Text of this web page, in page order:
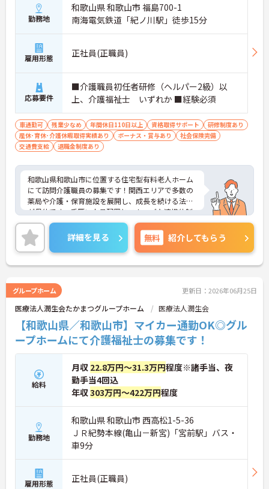
のＯＪＴ研修を実施し、ｅラーニングを用いた学習
の機会も提供されます
・施設内には看護師が24時間常駐しており、急変時
の対応や専門的な医療処置は看護師が担当するため
負担が減ります
・介護スタッフと看護スタッフの比率が1対1で相談
しやすく、初任者研修や実務者研修からでも着実に
専門性を高められます
＜残業月7時間以下で身体の負担を軽減！＞
高く、急なシフト変更や無理な長時間勤務が発生し
にくい人員体制です
・訪問スケジュールに沿って施設内でのケアを行う
ため、月平均の残業時間は5時間から7時間程度とか
・夜勤明けの翌日は原則としてお休みとなるシフト
編成が組まれており、しっかりと休息を取りながら
長期的な就業が可能です
＜評価制度でキャリアアップ＞
・介護福祉士や初任者研修などの資格や実務経験、
夜勤回数がしっかりと給与に反映されるためモチベ
ーションを維持できます
・年次を問わずリーダーや主任などのマネジメント
キャリア形成が可能です
勤務地
和歌山県 和歌山市 福島700-1
南海電気鉄道「紀ノ川駅」徒歩15分
雇用形態 正社員(正職員)
応募要件
■介護職員初任者研修（ヘルパー2級）以
上、介護福祉士 いずれか ■経験必須
車通勤可 残業少なめ 年間休日110日以上 資格取得サポート
研修制度あり
産休･育休･介護休暇取得実績あり
ボーナス・賞与あり
社会保険完備
交通費支給
退職金制度あり
和歌山県和歌山市に位置する住宅型有料老人ホーム
にて訪問介護職員の募集です！関西エリアで多数の
薬局や介護・保育施設を展開し、成長を続ける法人
が母体です。手厚い人員配置とスムーズな連携体制
を整えています。最新設備を完備し、体力的な負担
を軽減する工夫が随所に施されています。月3日の希
望休や夜勤回数の相談が可能なシフト体制に加え、
残業なしでも年収400万円以上が可能という高い待
遇も魅力です。資格取得支援や外部研修などの教育
いう実績から、長期的なキャリア形成に最適な環境
です。
★おすすめPOINT★
【柔軟なシフト調整により無理のない働き方が実現
可能です】
・月9から10日のお休みのうち3日は希望休を取得で
きるため、プライベートの予定に合わせて柔軟に働
けます
・夜勤回数の相談も可能であり、残業が発生しない
勤務体制のため、ご自身のライフスタイルを大切に
【充実の待遇と手厚い福利厚生で長く安定して活躍
できます】
・手当が充実しており残業なしでも年収400万円以
上を目指すことができ、経験を積むことでさらなる
収入アップも見込めます
・育休や産休の取得率が100パーセントと高く、転
詳細を見る 無料 紹介してもらう
グループホーム 更新日：2026年06月25日
医療法人潤生会たかまつグループホーム 医療法人潤生会
【和歌山県／和歌山市】マイカー通勤OK◎グル
ープホームにて介護福祉士の募集です！
給料
月収 22.8万円～31.3万円程度※諸手当、夜
勤手当4回込
年収303万円～422万円程度
勤務地
和歌山県 和歌山市 西高松1-5-36
ＪＲ紀勢本線(亀山－新宮)「宮前駅」バス・
車9分
雇用形態 正社員(正職員)